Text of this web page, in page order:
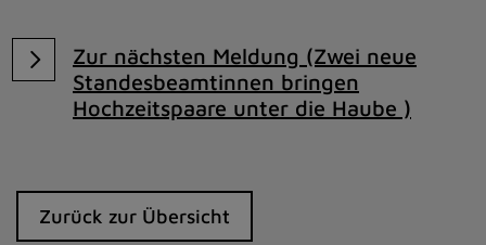
Zur nächsten Meldung (Zwei neue
Standesbeamtinnen bringen
Hochzeitspaare unter die Haube )
Zurück zur Übersicht